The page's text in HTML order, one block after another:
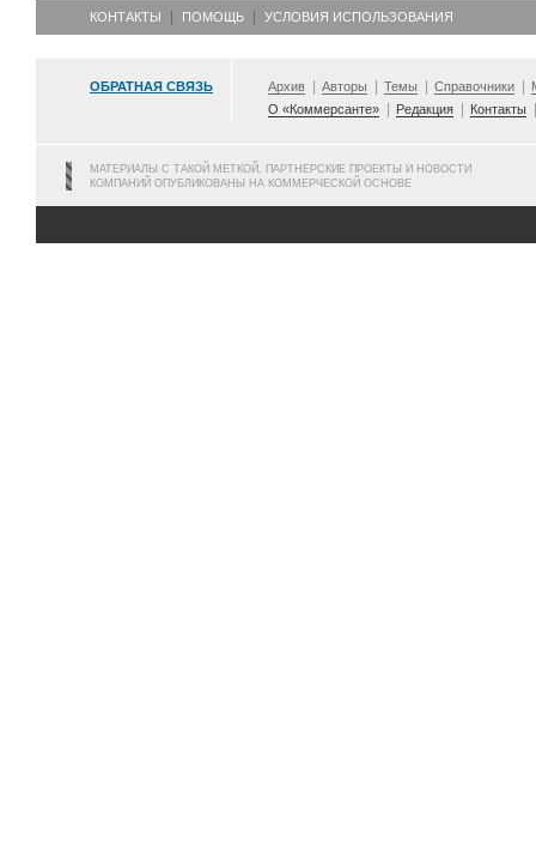
КОНТАКТЫ ПОМОЩЬ УСЛОВИЯ ИСПОЛЬЗОВАНИЯ
ОБРАТНАЯ СВЯЗЬ Архив Авторы Темы Справочники
О «Коммерсанте»
Редакция Контакты
МАТЕРИАЛЫ С ТАКОЙ МЕТКОЙ, ПАРТНЕРСКИЕ ПРОЕКТЫ И НОВОСТИ
КОМПАНИЙ ОПУБЛИКОВАНЫ НА КОММЕРЧЕСКОЙ ОСНОВЕ